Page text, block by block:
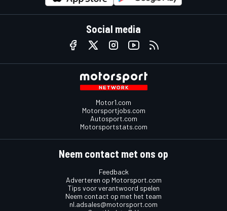
Social media
Motor1.com
Motorsportjobs.com
Autosport.com
Motorsportstats.com
Neem contact met ons op
Feedback
Adverteren op Motorsport.com
Tips voor verantwoord spelen
Neem contact op met het team
nl.adsales@motorsport.com